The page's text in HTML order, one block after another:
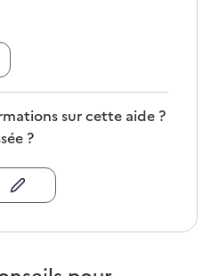
sur cette aide ?
?